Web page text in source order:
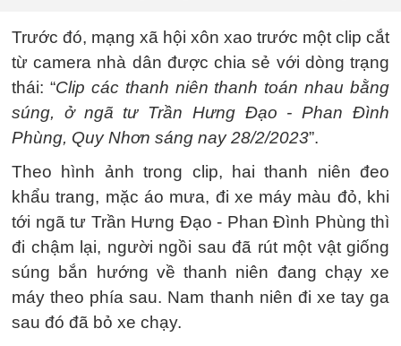
Trước đó, mạng xã hội xôn xao trước một clip cắt
từ camera nhà dân được chia sẻ với dòng trạng
thái: “Clip các thanh niên thanh toán nhau bằng
súng, ở ngã tư Trần Hưng Đạo - Phan Đình
Phùng, Quy Nhơn sáng nay 28/2/2023”.
Theo hình ảnh trong clip, hai thanh niên đeo
khẩu trang, mặc áo mưa, đi xe máy màu đỏ, khi
tới ngã tư Trần Hưng Đạo - Phan Đình Phùng thì
đi chậm lại, người ngồi sau đã rút một vật giống
súng bắn hướng về thanh niên đang chạy xe
máy theo phía sau. Nam thanh niên đi xe tay ga
sau đó đã bỏ xe chạy.